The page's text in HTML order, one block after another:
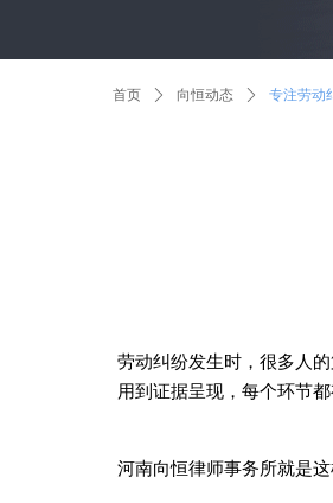
首页 ꄲ 向恒动态 ꄲ 专注劳动
劳动纠纷发生时，很多人
用到证据呈现，每个环节
河南向恒律师事务所就是